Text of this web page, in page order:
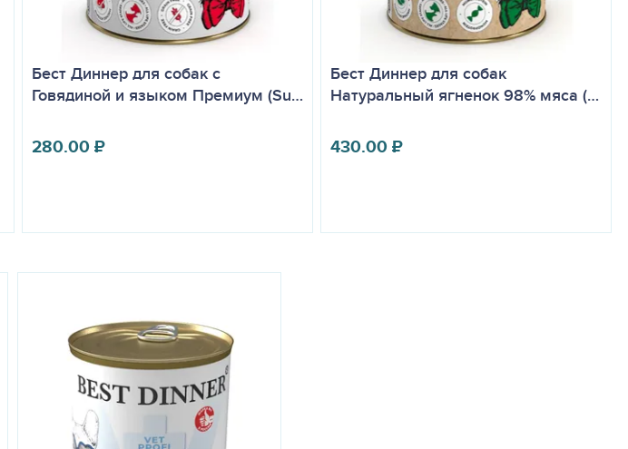
Бест Диннер для собак с
Говядиной и языком Премиум (Su…
280.00₽
Бест Диннер для собак
Натуральный ягненок 98% мяса (…
430.00₽